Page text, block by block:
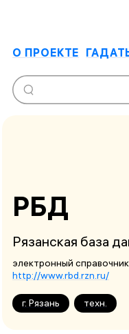
О ПРОЕКТЕ
РБД
Рязанская база
электронный справочник
http://www.rbd.rzn.ru/
г. Рязань техн.